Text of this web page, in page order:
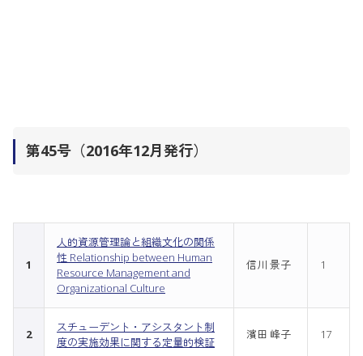
第45号（2016年12月発行）
1
人的資源管理論と組織文化の関係
性 Relationship between Human
Resource Management and
Organizational Culture
信川 景子 1
2
スチューデント・アシスタント制
度の実施効果に関する定量的検証
濱田 峰子 17